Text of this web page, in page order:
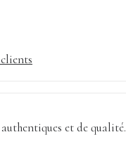
et de qualité.